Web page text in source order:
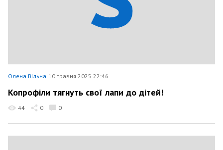
Олена Вільна 10 травня 2025 22:46
Копрофіли тягнуть свої лапи до дітей!
44 0 0